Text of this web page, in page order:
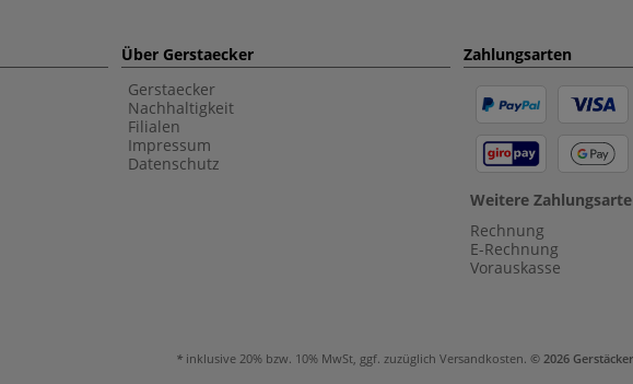
Über Gerstaecker
Gerstaecker
Nachhaltigkeit
Filialen
Impressum
Datenschutz
Zahlungsarten
Weitere
Rechnung
E-Rechnung
Vorauskasse
inklusive 20% bzw. 10% MwSt, ggf. zuzüglich Versandkosten. © 2026